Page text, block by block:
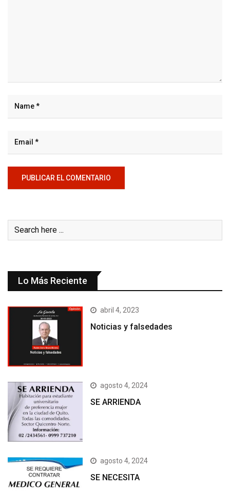
Lo Más Reciente
abril 4, 2023
Noticias y falsedades
agosto 4, 2024
SE ARRIENDA
agosto 4, 2024
SE NECESITA